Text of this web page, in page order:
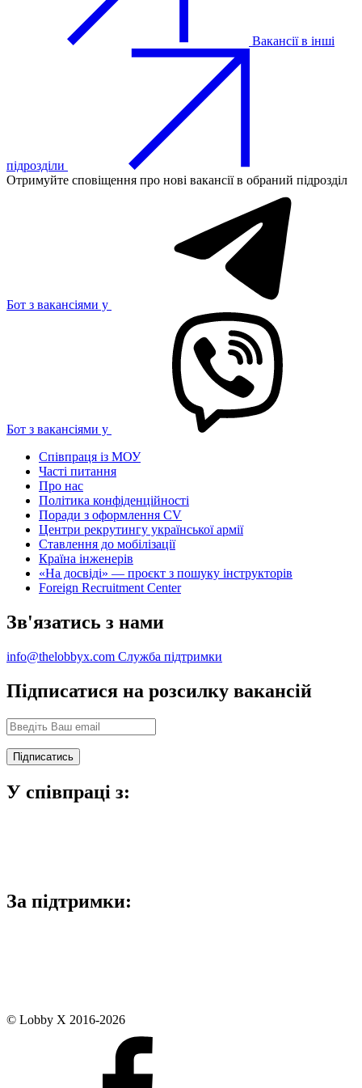
Вакансії в інші
підрозділи
Отримуйте сповіщення про нові вакансії в обраний підрозділ
Бот з вакансіями у
Бот з вакансіями у
Співпраця із МОУ
Часті питання
Про нас
Політика конфіденційності
Поради з оформлення CV
Центри рекрутингу української армії
Ставлення до мобілізації
Країна інженерів
«На досвіді» — проєкт з пошуку інструкторів
Foreign Recruitment Center
Зв'язатись з нами
info@thelobbyx.com Служба підтримки
Підписатися на розсилку вакансій
У співпраці з:
За підтримки:
© Lobby X 2016-2026